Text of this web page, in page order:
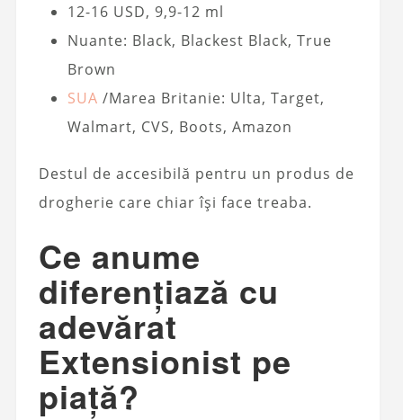
12-16 USD, 9,9-12 ml
Nuante: Black, Blackest Black, True
Brown
SUA /Marea Britanie: Ulta, Target,
Walmart, CVS, Boots, Amazon
Destul de accesibilă pentru un produs de
drogherie care chiar își face treaba.
Ce anume
diferențiază cu
adevărat
Extensionist pe
piață?